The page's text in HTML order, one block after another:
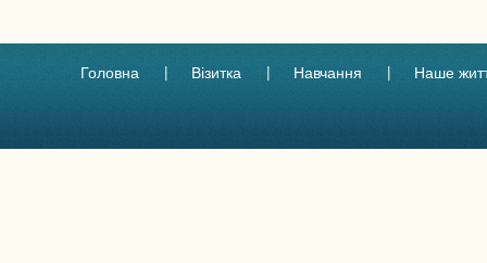
Головна Візитка Навчання Наше